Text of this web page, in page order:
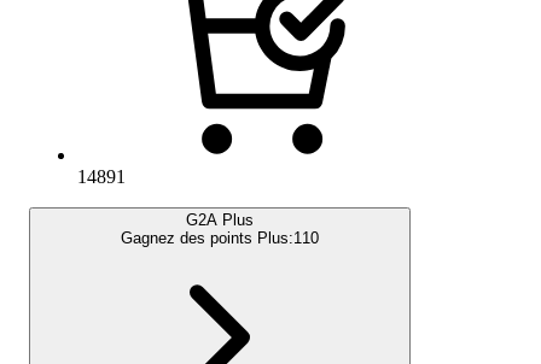
14891
G2A Plus
Gagnez des points Plus:110